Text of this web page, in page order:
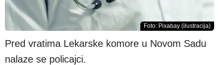
Foto: Pixabay (ilustracija)
Pred vratima Lekarske komore u Novom Sadu
nalaze se policajci.